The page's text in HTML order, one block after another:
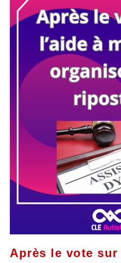
Après le vote sur